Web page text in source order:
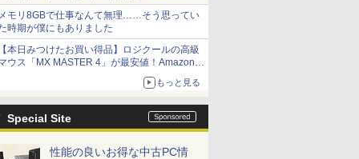
接続対応
モリ8GBで仕事なんて無理……そう思ってい
時期が僕にもありました
本日みつけたお買い得品】ロジクールの高級
ウス「MX MASTER 4」が最安値！Amazonで
もっと見る
Special Site
性能の良いお得な中古PC情